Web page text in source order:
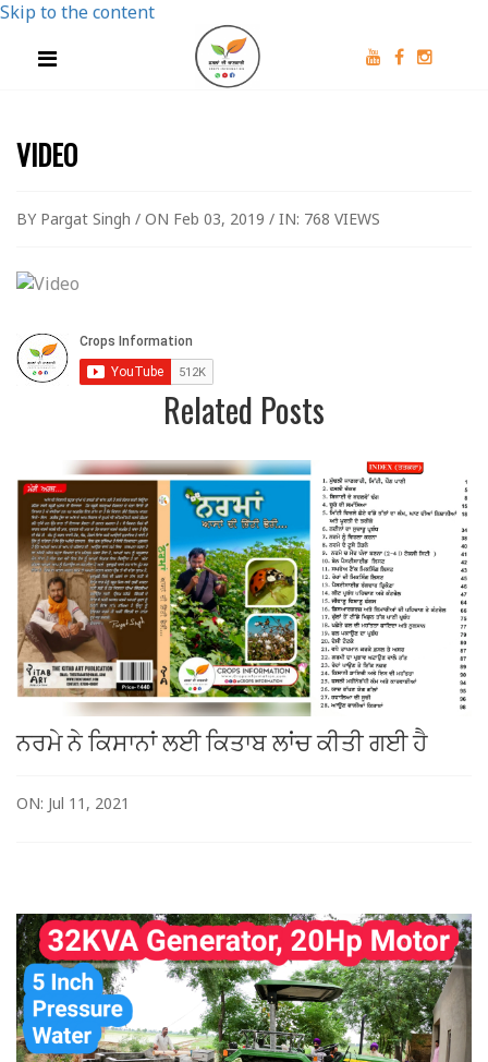
Skip to the content
VIDEO
BY Pargat Singh / ON Feb 03, 2019 / IN: 768 VIEWS
Related Posts
ਨਰਮੇ ਨੇ ਕਿਸਾਨਾਂ ਲਈ ਕਿਤਾਬ ਲਾਂਚ ਕੀਤੀ ਗਈ ਹੈ
ON: Jul 11, 2021